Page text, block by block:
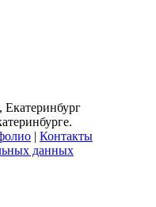
| Контакты
данных